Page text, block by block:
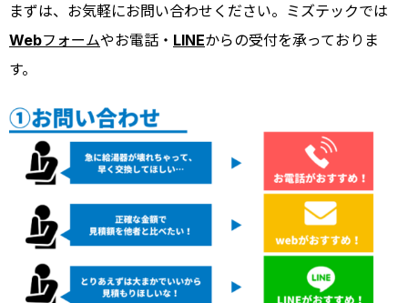
まずは、お気軽にお問い合わせください。ミズテックでは
Webフォームやお電話・ LINEからの受付を承っておりま
す。